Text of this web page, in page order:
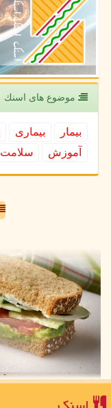
موضوع های اسنك
بیمار بیماری
آموزش
سلامت